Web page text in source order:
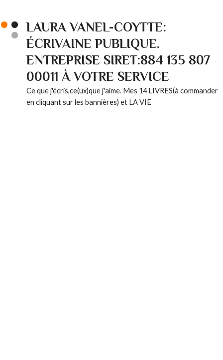
LAURA VANEL-COYTTE:
ÉCRIVAINE PUBLIQUE.
ENTREPRISE SIRET:884 135 807
00011 À VOTRE SERVICE
Ce que j'écris,ce(ux)que j'aime. Mes 14 LIVRES(à commander
en cliquant sur les bannières) et LA VIE